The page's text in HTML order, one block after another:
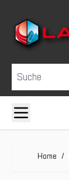
Suche
Home /